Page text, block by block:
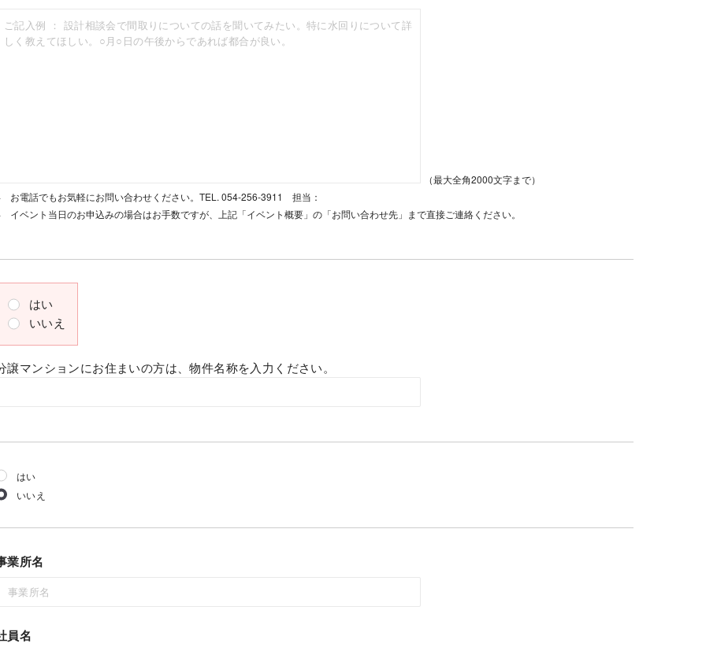
（最大全角2000文字まで）
お電話でもお気軽にお問い合わせください。TEL. 054-256-3911 担当：
イベント当日のお申込みの場合はお手数ですが、上記「イベント概要」の「お問い合わせ先」まで直接ご連絡ください。
はい
いいえ
譲マンションにお住まいの方は、物件名称を入力ください。
はい
いいえ
業所名
員名